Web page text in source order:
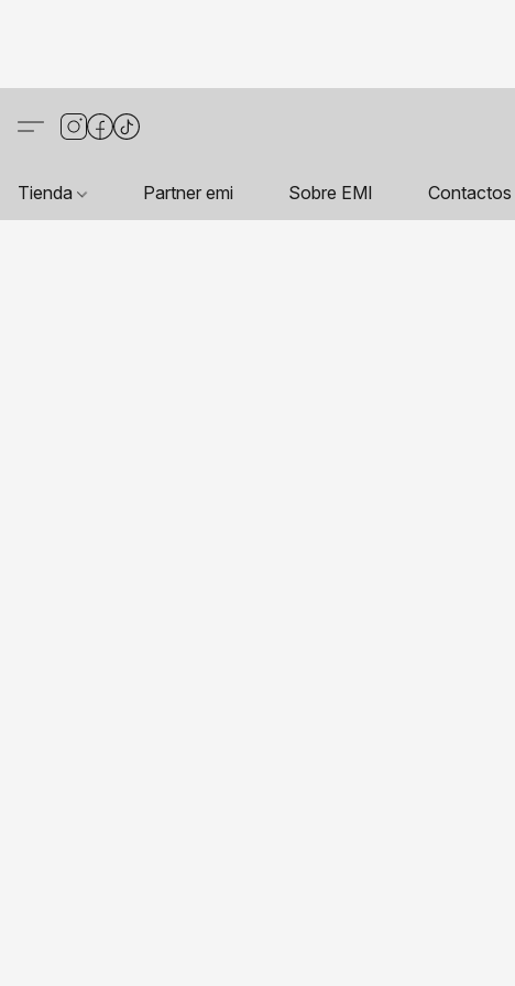
Tienda Partner emi Sobre EMI Contactos